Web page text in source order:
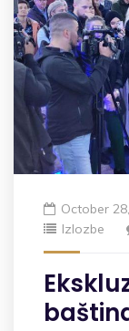
October
Izlozbe